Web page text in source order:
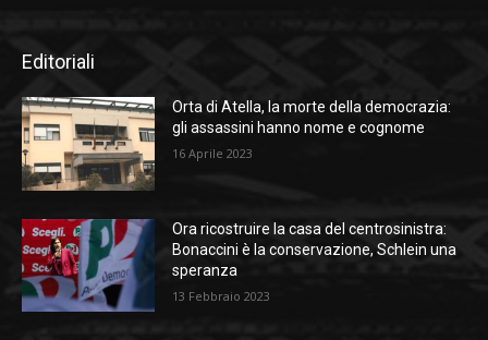
Editoriali
Orta di Atella, la morte della democrazia:
gli assassini hanno nome e cognome
16 Aprile 2023
Ora ricostruire la casa del centrosinistra:
Bonaccini è la conservazione, Schlein una
speranza
13 Febbraio 2023